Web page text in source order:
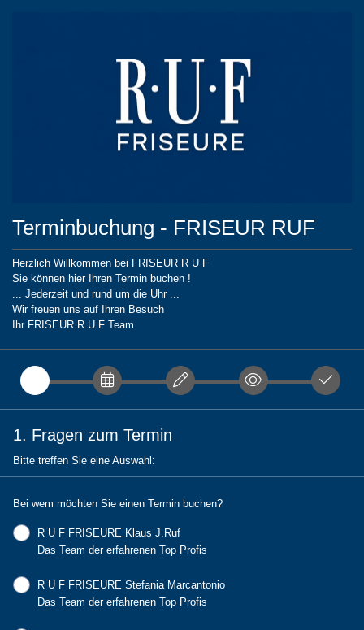
Terminbuchung - FRISEUR RUF
Herzlich Willkommen bei FRISEUR R U F
Sie können hier Ihren Termin buchen !
... Jederzeit und rund um die Uhr ...
Wir freuen uns auf Ihren Besuch
Ihr FRISEUR R U F Team
1. Fragen zum Termin
Bitte treffen Sie eine Auswahl:
Bei wem möchten Sie einen Termin buchen?
R U F FRISEURE Klaus J.Ruf
Das Team der erfahrenen Top Profis
R U F FRISEURE Stefania Marcantonio
Das Team der erfahrenen Top Profis